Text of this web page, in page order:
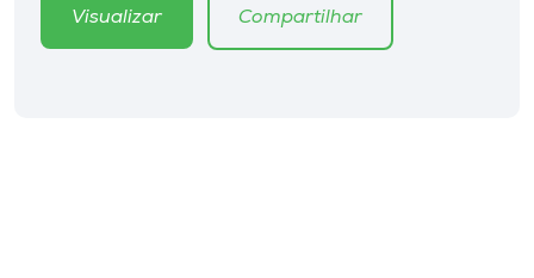
Rádio
Visualizar Compartilhar